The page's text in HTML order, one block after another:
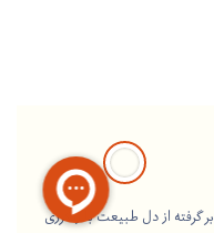
بر گرفته از دل طبیعت با رنگرزی